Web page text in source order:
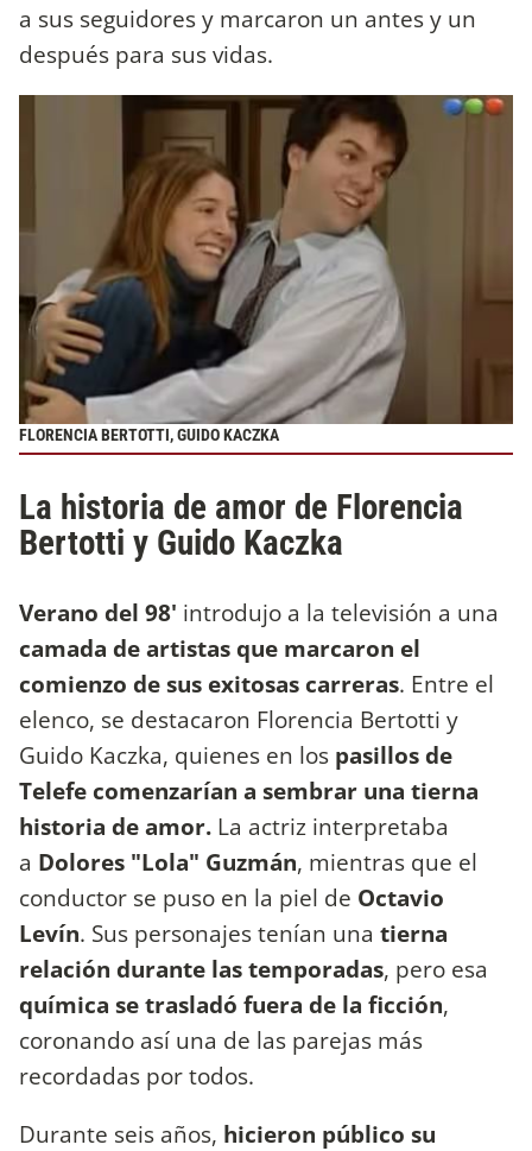
a sus seguidores y marcaron un antes y un
después para sus vidas.
FLORENCIA BERTOTTI, GUIDO KACZKA
La historia de amor de Florencia
Bertotti y Guido Kaczka
Verano del 98' introdujo a la televisión a una
camada de artistas que marcaron el
comienzo de sus exitosas carreras. Entre el
elenco, se destacaron Florencia Bertotti y
Guido Kaczka, quienes en los pasillos de
Telefe comenzarían a sembrar una tierna
historia de amor. La actriz interpretaba
a Dolores "Lola" Guzmán, mientras que el
conductor se puso en la piel de Octavio
Levín. Sus personajes tenían una tierna
relación durante las temporadas, pero esa
química se trasladó fuera de la ficción,
coronando así una de las parejas más
recordadas por todos.
Durante seis años, hicieron público su